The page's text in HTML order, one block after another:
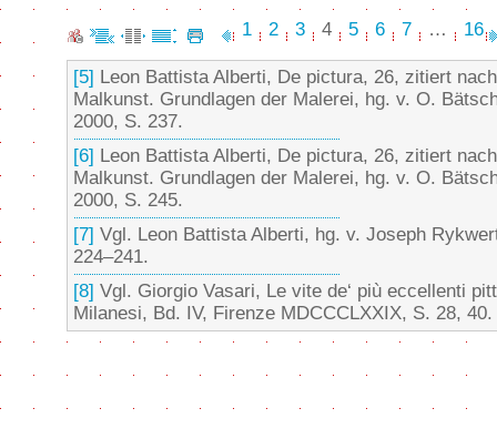
1 2 3 4 5 6 7 … 16
[5] Leon Battista Alberti, De pictura, 26, zitiert
Malkunst. Grundlagen der Malerei, hg. v. O.
2000, S. 237.
[6] Leon Battista Alberti, De pictura, 26, zitiert
Malkunst. Grundlagen der Malerei, hg. v. O.
2000, S. 245.
[7] Vgl. Leon Battista Alberti, hg. v. Joseph
224–241.
[8] Vgl. Giorgio Vasari, Le vite de‘ più eccellenti
Milanesi, Bd. IV, Firenze MDCCCLXXIX, S. 28, 40.